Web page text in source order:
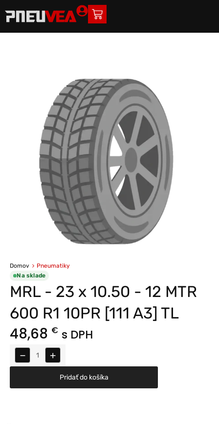
Domov
Pneumatiky
Na sklade
MRL - 23 x 10.50 - 12 MTR
600 R1 10PR [111 A3] TL
48,68 € s DPH
− +
Pridať do košíka